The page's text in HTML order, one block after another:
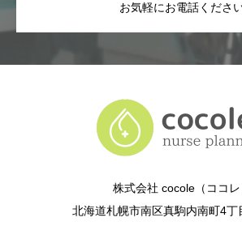
お気軽にお電話くださ
株式会社 cocole（ココレ
北海道札幌市南区真駒内南町4丁